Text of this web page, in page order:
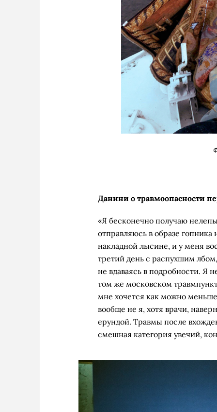
Данини о травмоопасности
«Я бесконечно получаю
отправляюсь в образе
накладной лысине, и у меня
третий день с распухшим
не вдаваясь в подробности. Я
том же московском
мне хочется как можно меньше
вообще не я, хотя врачи,
ерундой. Травмы после
смешная категория увечий,